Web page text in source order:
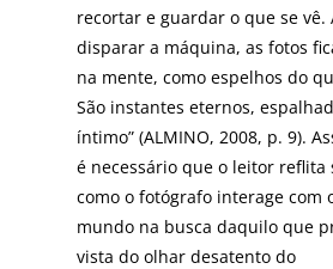
recortar e guardar o que se vê.
disparar a máquina, as fotos
na mente, como espelhos do
São instantes eternos,
íntimo” (ALMINO, 2008, p. 9).
é necessário que o leitor reflita
como o fotógrafo interage com
mundo na busca daquilo que
vista do olhar desatento do